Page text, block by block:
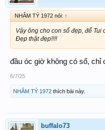
NHÂM TÝ 1972 nói: ↑
Vậy ông cho con số đẹp, để Tui
Đẹp thật đẹp!!!!
đầu óc giờ không có số, chỉ
6/7/25
NHÂM TÝ 1972 thích bài này.
buffalo73